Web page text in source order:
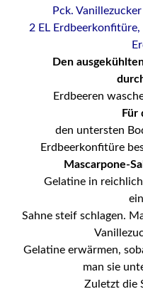
Pck.
2 EL
Den
Erdbeeren
Für
den untersten
Erdbeerkonfitüre
Mascarpone-
Gelatine in
Sahne steif schlagen.
Gelatine erwärmen,
man sie
Zuletzt die